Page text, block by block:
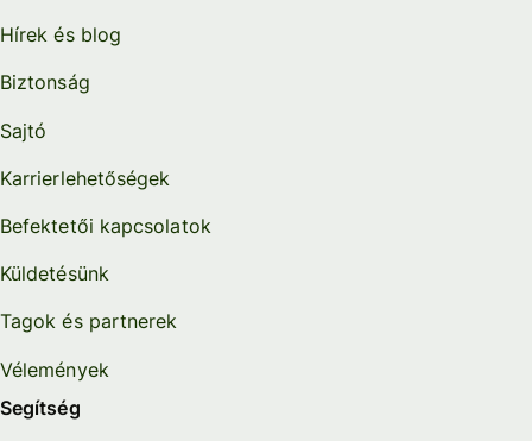
Hírek és blog
Biztonság
Sajtó
Karrierlehetőségek
Befektetői kapcsolatok
Küldetésünk
Tagok és partnerek
Vélemények
Segítség